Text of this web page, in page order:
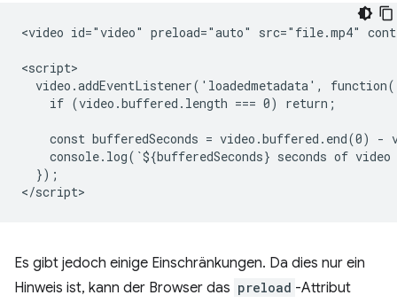
<video id="video" preload="auto" src="file.mp4"
<script>
video.addEventListener('loadedmetadata',
    if (video.buffered.length === 0) return;
const bufferedSeconds = video.buffered.end(0) -
console.log(`${bufferedSeconds} seconds of
  });
Es gibt jedoch einige Einschränkungen. Da dies nur ein
Hinweis ist, kann der Browser das preload -Attribut